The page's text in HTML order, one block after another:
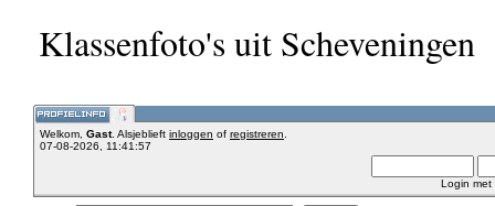
Klassenfoto's uit Scheveningen
Welkom, Gast. Alsjeblieft inloggen of registreren
07-08-2026, 11:41:57
Login met